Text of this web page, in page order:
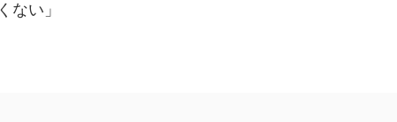
ない」